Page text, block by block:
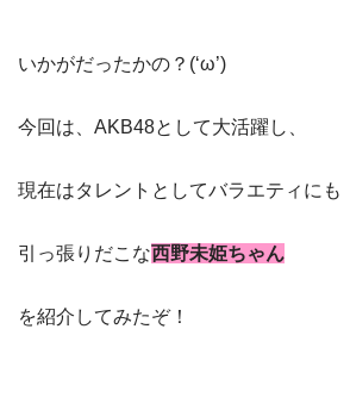
いかがだったかの？(‘ω’)
今回は、AKB48として大活躍し、
現在はタレントとしてバラエティにも
引っ張りだこな西野未姫ちゃん
を紹介してみたぞ！